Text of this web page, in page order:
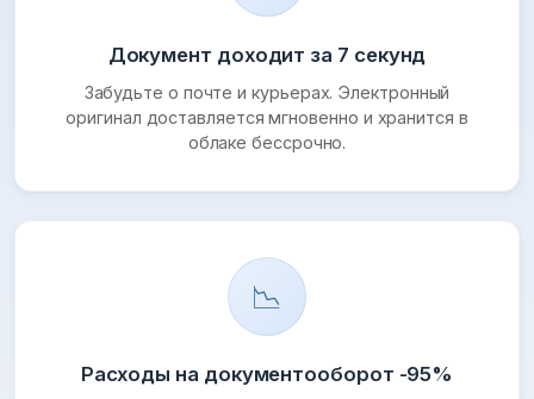
Документ доходит за 7 секунд
Забудьте о почте и курьерах. Электронный
оригинал доставляется мгновенно и хранится в
облаке бессрочно.
📉
Расходы на документооборот -95%